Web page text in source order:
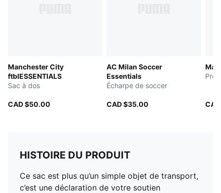
Manchester City
ftblESSENTIALS
Sac à dos
CAD $50.00
AC Milan Soccer
Essentials
Écharpe de soccer
CAD $35.00
HISTOIRE DU PRODUIT
Ce sac est plus qu’un simple objet de transport,
c’est une déclaration de votre soutien